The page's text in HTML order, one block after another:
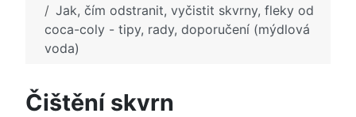
Jak, čím odstranit, vyčistit skvrny, fleky od
coca-coly - tipy, rady, doporučení (mýdlová
voda)
Čištění skvrn